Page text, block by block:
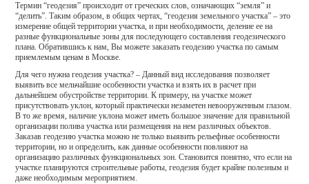
Термин “геодезия” происходит от греческих слов, означающих “земля” и
“делить”. Таким образом, в общих чертах, “геодезия земельного участка” – это
измерение общей территории участка, и при необходимости, деление ее на
разные функциональные зоны для последующего составления геодезического
плана. Обратившись к нам, Вы можете заказать геодезию участка по самым
приемлемым ценам в Москве.
Для чего нужна геодезия участка? – Данный вид исследования позволяет
выявить все мельчайшие особенности участка и взять их в расчет при
дальнейшем обустройстве территории. К примеру, на участке может
присутствовать уклон, который практически незаметен невооруженным глазом.
В то же время, наличие уклона может иметь большое значение для правильной
организации полива участка или размещения на нем различных объектов.
Заказав геодезию участка можно не только выявить рельефные особенности
территории, но и определить, как данные особенности повлияют на
организацию различных функциональных зон. Становится понятно, что если на
участке планируются строительные работы, геодезия будет крайне полезным и
даже необходимым мероприятием.